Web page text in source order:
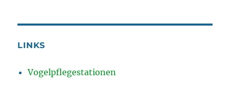
LINKS
Vogelpflegestationen